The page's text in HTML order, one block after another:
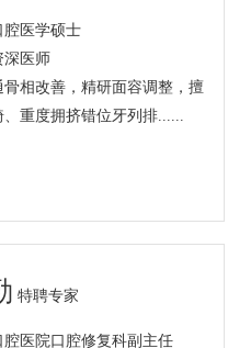
腔医学硕士
深医师
相改善，精研面容调整，擅
、重度拥挤错位牙列排......
特聘专家
腔医院口腔修复科副主任